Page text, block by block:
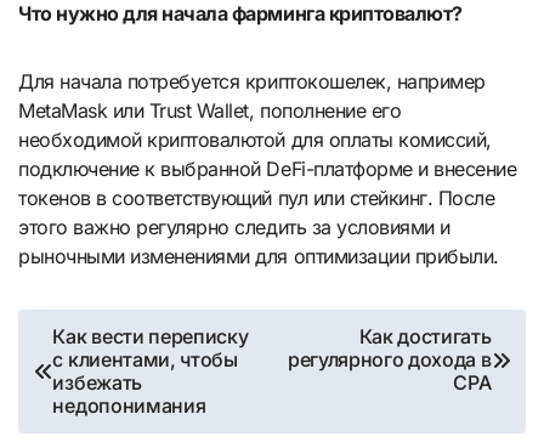
Что нужно для начала фарминга криптовалют?
Для начала потребуется криптокошелек, например
MetaMask или Trust Wallet, пополнение его
необходимой криптовалютой для оплаты комиссий,
подключение к выбранной DeFi-платформе и внесение
токенов в соответствующий пул или стейкинг. После
этого важно регулярно следить за условиями и
рыночными изменениями для оптимизации прибыли.
Навигация
по
записям
Как вести переписку
с клиентами, чтобы
избежать
недопонимания
Как достигать
регулярного дохода в
CPA